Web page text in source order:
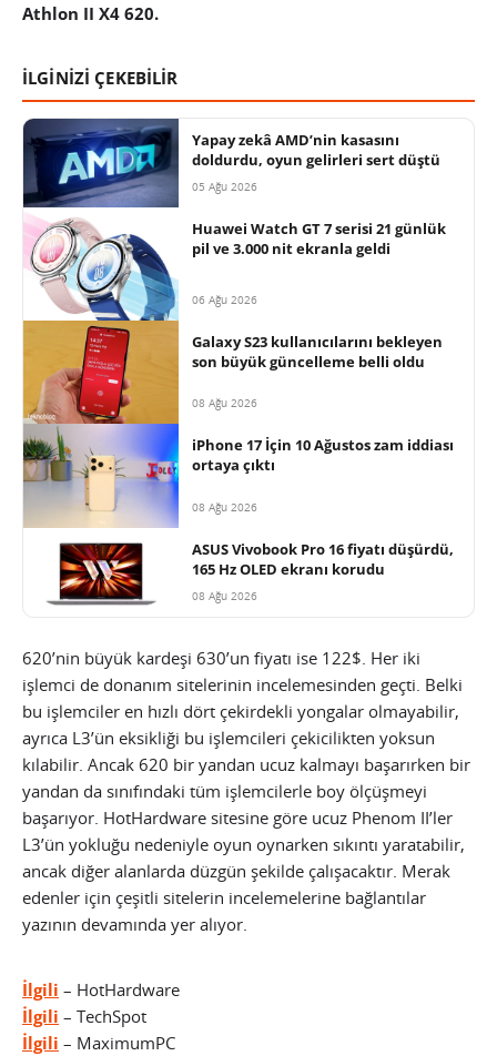
Athlon II X4 620.
İLGİNİZİ ÇEKEBİLİR
Yapay zekâ AMD’nin kasasını
doldurdu, oyun gelirleri sert düştü
05 Ağu 2026
Huawei Watch GT 7 serisi 21 günlük
pil ve 3.000 nit ekranla geldi
06 Ağu 2026
Galaxy S23 kullanıcılarını bekleyen
son büyük güncelleme belli oldu
08 Ağu 2026
iPhone 17 İçin 10 Ağustos zam iddiası
ortaya çıktı
08 Ağu 2026
ASUS Vivobook Pro 16 fiyatı düşürdü,
165 Hz OLED ekranı korudu
08 Ağu 2026
620’nin büyük kardeşi 630’un fiyatı ise 122$. Her iki
işlemci de donanım sitelerinin incelemesinden geçti. Belki
bu işlemciler en hızlı dört çekirdekli yongalar olmayabilir,
ayrıca L3’ün eksikliği bu işlemcileri çekicilikten yoksun
kılabilir. Ancak 620 bir yandan ucuz kalmayı başarırken bir
yandan da sınıfındaki tüm işlemcilerle boy ölçüşmeyi
başarıyor. HotHardware sitesine göre ucuz Phenom II’ler
L3’ün yokluğu nedeniyle oyun oynarken sıkıntı yaratabilir,
ancak diğer alanlarda düzgün şekilde çalışacaktır. Merak
edenler için çeşitli sitelerin incelemelerine bağlantılar
yazının devamında yer alıyor.
İlgili – HotHardware
İlgili – TechSpot
İlgili – MaximumPC